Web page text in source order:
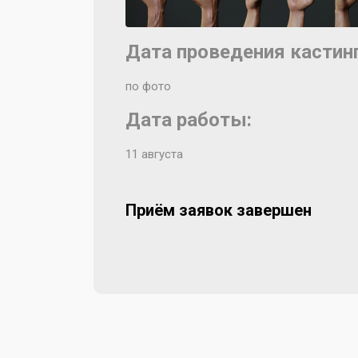
Дата проведения
по фото
Дата работы:
11 августа
Приём заявок завершен